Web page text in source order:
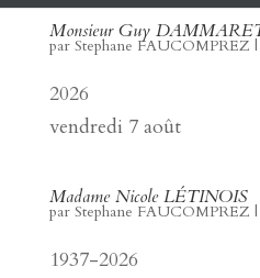
Monsieur Guy
par Stephane FAUCOMPREZ |
2026
vendredi 7 août
Madame Nicole LÉTINOIS
par Stephane FAUCOMPREZ |
1937-2026